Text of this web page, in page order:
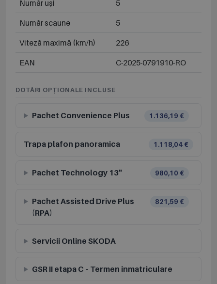
Număr uși 5
Număr scaune 5
Viteză maximă (km/h) 226
EAN C-2025-0791910-RO
DOTĂRI OPȚIONALE INCLUSE
Pachet Convenience Plus 1.136,19 €
Trapa plafon panoramica 1.118,04 €
Pachet Technology 13" 980,10 €
Pachet Assisted Drive Plus
(RPA)
821,59 €
Servicii Online SKODA
GSR II etapa C – Termen inmatriculare